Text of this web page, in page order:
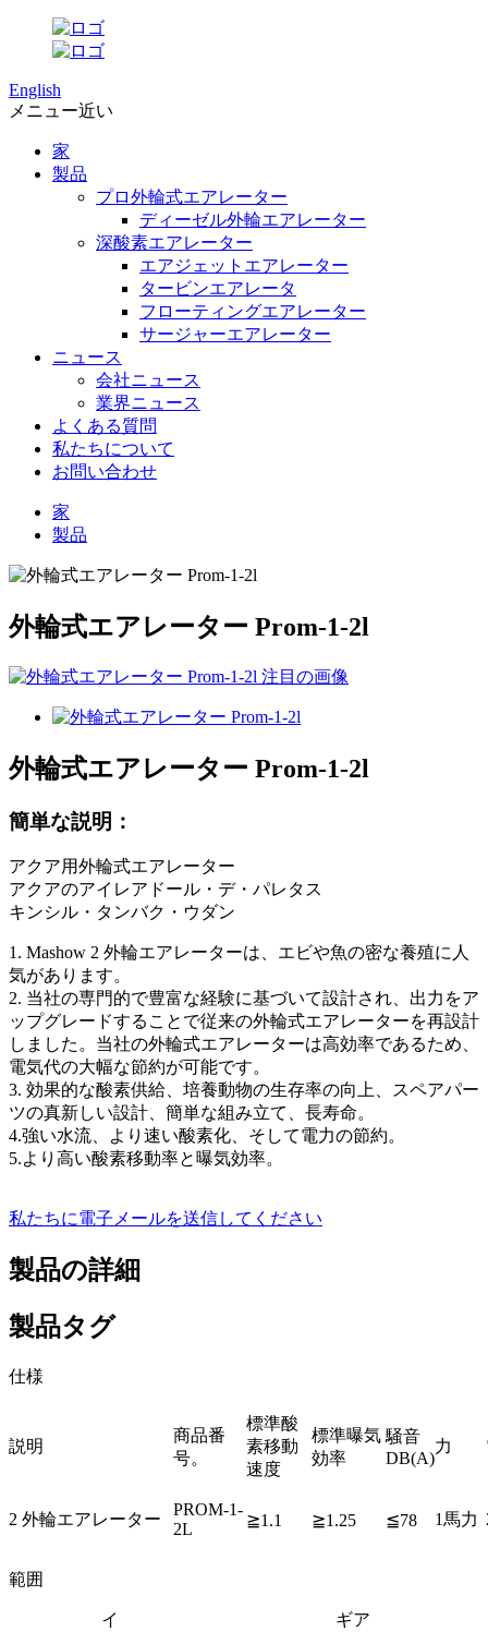
English
メニュー近い
家
製品
プロ外輪式エアレーター
ディーゼル外輪エアレーター
深酸素エアレーター
エアジェットエアレーター
タービンエアレータ
フローティングエアレーター
サージャーエアレーター
ニュース
会社ニュース
業界ニュース
よくある質問
私たちについて
お問い合わせ
家
製品
外輪式エアレーター Prom-1-2l
外輪式エアレーター Prom-1-2l
簡単な説明：
アクア用外輪式エアレーター
アクアのアイレアドール・デ・パレタス
キンシル・タンバク・ウダン
1. Mashow 2 外輪エアレーターは、エビや魚の密な養殖に人
気があります。
2. 当社の専門的で豊富な経験に基づいて設計され、出力をア
ップグレードすることで従来の外輪式エアレーターを再設計
しました。当社の外輪式エアレーターは高効率であるため、
電気代の大幅な節約が可能です。
3. 効果的な酸素供給、培養動物の生存率の向上、スペアパー
ツの真新しい設計、簡単な組み立て、長寿命。
4.強い水流、より速い酸素化、そして電力の節約。
5.より高い酸素移動率と曝気効率。
私たちに電子メールを送信してください
製品の詳細
製品タグ
仕様
説明
商品番
号。
標準酸
素移動
速度
標準曝気
効率
騒音
DB(A)
力
2 外輪エアレーター
PROM-1-
2L
≧1.1 ≧1.25 ≦78 1馬力
範囲
イ
ギア